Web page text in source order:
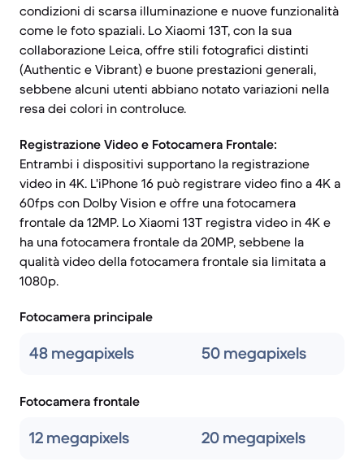
condizioni di scarsa illuminazione e nuove funzionalità
come le foto spaziali. Lo Xiaomi 13T, con la sua
collaborazione Leica, offre stili fotografici distinti
(Authentic e Vibrant) e buone prestazioni generali,
sebbene alcuni utenti abbiano notato variazioni nella
resa dei colori in controluce.
Registrazione Video e Fotocamera Frontale:
Entrambi i dispositivi supportano la registrazione
video in 4K. L'iPhone 16 può registrare video fino a 4K a
60fps con Dolby Vision e offre una fotocamera
frontale da 12MP. Lo Xiaomi 13T registra video in 4K e
ha una fotocamera frontale da 20MP, sebbene la
qualità video della fotocamera frontale sia limitata a
1080p.
Fotocamera principale
48 megapixels 50 megapixels
Fotocamera frontale
12 megapixels 20 megapixels